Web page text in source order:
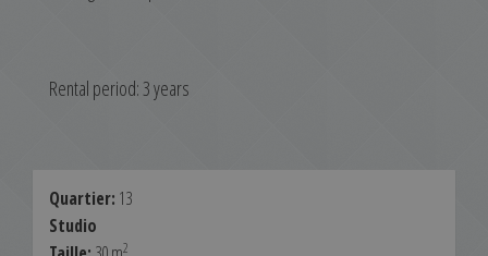
Rental period: 3 years
Quartier: 13
Studio
2